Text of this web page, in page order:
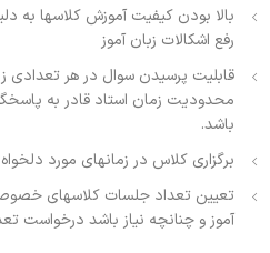
بالا بودن کیفیت آموزش کلاسها به
رفع اشکالات زبان آموز
قابلیت پرسیدن سوال در هر تعدادی
محدودیت زمان استاد قادر به
باشد.
برگزاری کلاس در زمانهای مورد دلخواه
تعیین تعداد جلسات کلاسهای
آموز و چنانچه نیاز باشد درخواست